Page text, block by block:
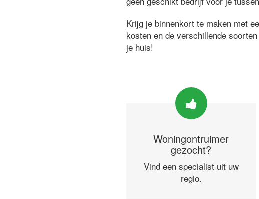
Krijg je binnenkort te maken met
kosten en de verschillende
je huis!
Woningontruimer
gezocht?
Vind een specialist uit uw
regio.